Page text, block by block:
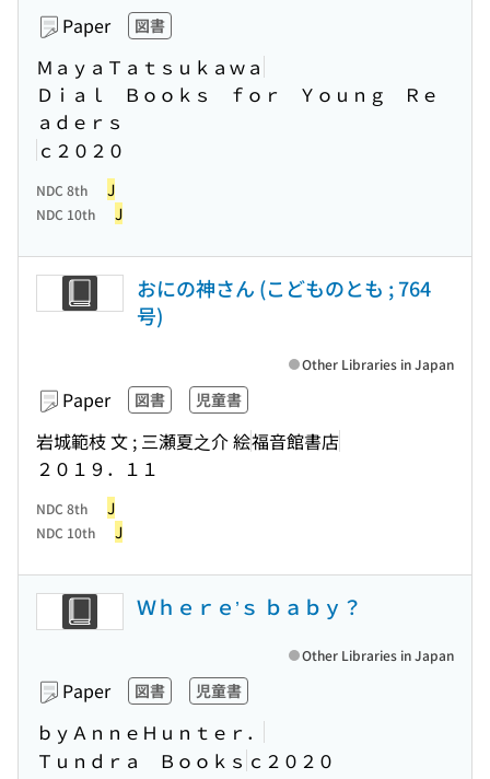
Paper 図書
ＭａｙａＴａｔｓｕｋａｗａ
Ｄｉａｌ Ｂｏｏｋｓ ｆｏｒ Ｙｏｕｎｇ Ｒｅ
ａｄｅｒｓ
ｃ２０２０
NDC 8th J
NDC 10th J
おにの神さん (こどものとも ; 764
号)
Paper 図書 児童書
岩城範枝 文 ; 三瀬夏之介 絵福音館書店
２０１９．１１
Other Libraries in Japan
NDC 8th J
NDC 10th J
Ｗｈｅｒｅ’ｓ ｂａｂｙ？
Paper 図書 児童書
ｂｙＡｎｎｅＨｕｎｔｅｒ．
Ｔｕｎｄｒａ Ｂｏｏｋｓ ｃ２０２０
Other Libraries in Japan